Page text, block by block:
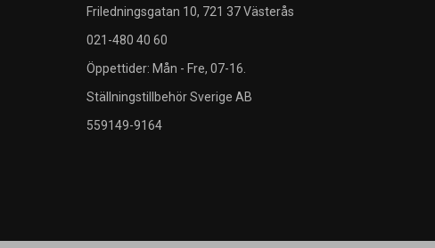
Friledningsgatan 10, 721 37 Västerås
021-480 40 60
Öppettider: Mån - Fre, 07-16.
Ställningstillbehör Sverige AB
559149-9164